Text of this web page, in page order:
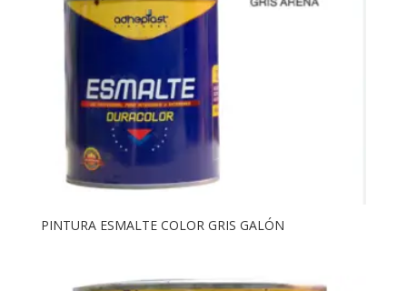
PINTURA ESMALTE COLOR GRIS GALÓN